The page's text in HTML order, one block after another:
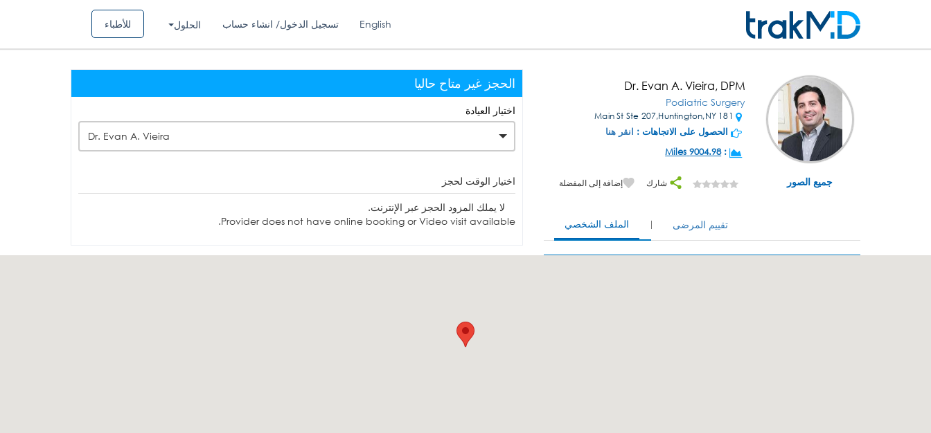
للأطباء الحلول تسجيل الدخول/ انشاء حساب English
جميع الصور
Dr. Evan A. Vieira, DPM
Podiatric Surgery
الحصول على الاتجاهات : انقر هنا
:
9004.98 Miles
شارك إضافة إلى المفضلة
الملف الشخصي تقييم المرضى
الحجز غير متاح حاليا
اختيار العيادة
Dr. Evan A. Vieira
اختيار الوقت لحجز
لا يملك المزود الحجز عبر الإنترنت.
Provider does not have online booking or Video visit available.